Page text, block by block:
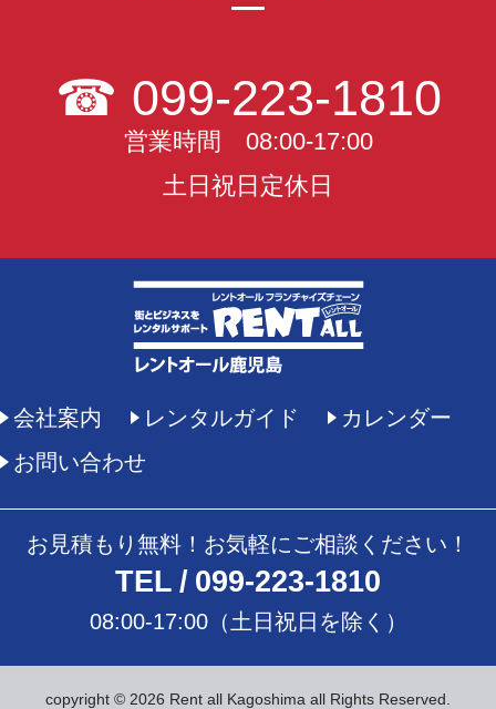
☎ 099-223-1810
営業時間 08:00-17:00
土日祝日定休日
会社案内 レンタルガイド
カレンダー
お問い合わせ
お見積もり無料！お気軽にご相談ください！
TEL 099-223-1810
08:00-17:00（土日祝日を除く）
copyright © 2026 Rent all Kagoshima all Rights Reserved.